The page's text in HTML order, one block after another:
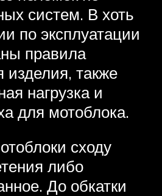
систем. В хоть
по эксплуатации
правила
изделия, также
нагрузка и
для мотоблока.
сходу
либо
До обкатки